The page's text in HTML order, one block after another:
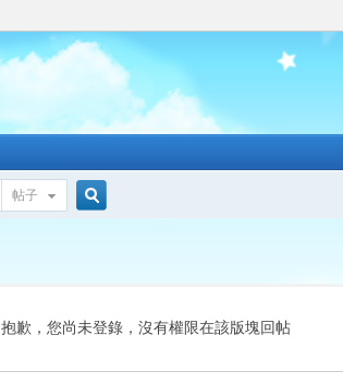
帖子
索
抱歉，您尚未登錄，沒有權限在該版塊回帖